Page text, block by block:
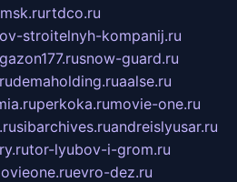
rtdco.ru
stroitelnyh-kompanij.ru
snow-guard.ru
demaholding.ruaalse.ru
perkoka.rumovie-one.ru
sibarchives.ruandreislyusar.ru
tor-lyubov-i-grom.ru
evro-dez.ru